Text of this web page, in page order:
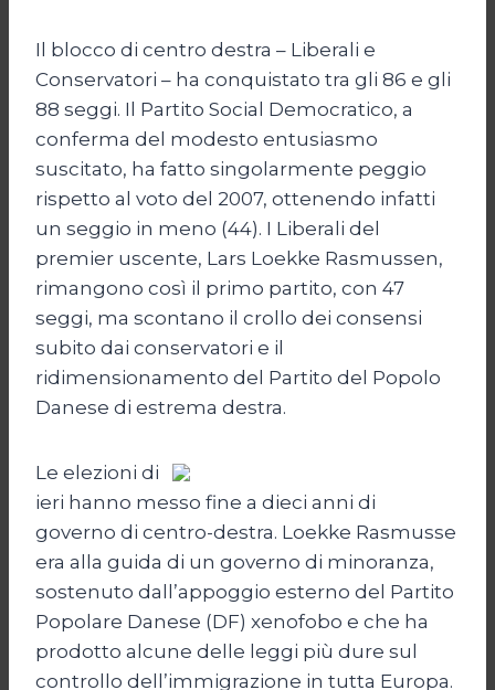
Il blocco di centro destra – Liberali e
Conservatori – ha conquistato tra gli 86 e gli
88 seggi. Il Partito Social Democratico, a
conferma del modesto entusiasmo
suscitato, ha fatto singolarmente peggio
rispetto al voto del 2007, ottenendo infatti
un seggio in meno (44). I Liberali del
premier uscente, Lars Loekke Rasmussen,
rimangono così il primo partito, con 47
seggi, ma scontano il crollo dei consensi
subito dai conservatori e il
ridimensionamento del Partito del Popolo
Danese di estrema destra.
Le elezioni di
ieri hanno messo fine a dieci anni di
governo di centro-destra. Loekke Rasmusse
era alla guida di un governo di minoranza,
sostenuto dall’appoggio esterno del Partito
Popolare Danese (DF) xenofobo e che ha
prodotto alcune delle leggi più dure sul
controllo dell’immigrazione in tutta Europa.